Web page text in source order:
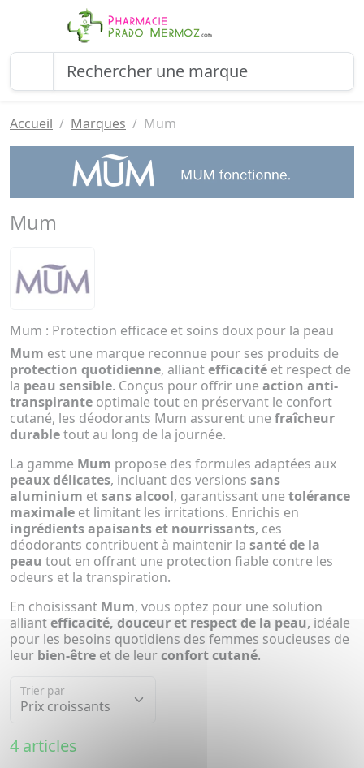
Accueil Marques Mum
Mum
Mum : Protection efficace et soins doux pour la peau
Mum est une marque reconnue pour ses produits de
protection quotidienne, alliantefficacité et respect de
la peau sensible. Conçus pour offrir une action anti-
transpirante optimale tout en préservant le confort
cutané, les déodorants Mum assurent une fraîcheur
durabletout au long de la journée.
La gamme Mum propose des formules adaptées aux
peaux délicates, incluant des versions sans
aluminium etsans alcool, garantissant une tolérance
maximale et limitant les irritations. Enrichis en
ingrédients apaisants et nourrissants, ces
déodorants contribuent à maintenir la santé de la
peau tout en offrant une protection fiable contre les
odeurs et la transpiration.
En choisissant Mum, vous optez pour une solution
alliantefficacité, douceur et respect de la peau, idéale
pour les besoins quotidiens des femmes soucieuses de
leur bien-être et de leurconfort cutané.
Trier par
4 articles